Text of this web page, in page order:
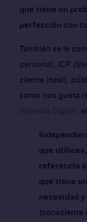
que tiene un
perfección con
También se le
persona), ICP
cliente ideal),
como nos gusta
Nómada Digital,
que
referencia
que tiene
necesidad
(consciente